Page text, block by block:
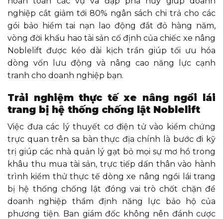
nghiệp cắt giảm tới 80% ngân sách chi trả cho các
gói bảo hiểm tai nạn lao động đắt đỏ hàng năm,
vòng đời khấu hao tài sản cố định của chiếc xe nâng
Noblelift được kéo dài kịch trần giúp tối ưu hóa
dòng vốn lưu động và nâng cao năng lực cạnh
tranh cho doanh nghiệp bạn.
Trải nghiệm thực tế xe nâng ngồi lái
trang bị hệ thống chống lật Noblelift
Việc đưa các lý thuyết cơ điện tử vào kiểm chứng
trực quan trên sa bàn thực địa chính là bước đi kỹ
trị giúp các nhà quản lý gạt bỏ mọi sự mơ hồ trong
khâu thu mua tài sản, trực tiếp dấn thân vào hành
trình kiểm thử thực tế dòng xe nâng ngồi lái trang
bị hệ thống chống lật đóng vai trò chốt chặn để
doanh nghiệp thẩm định năng lực bảo hộ của
phương tiện. Ban giám đốc không nên đánh cược